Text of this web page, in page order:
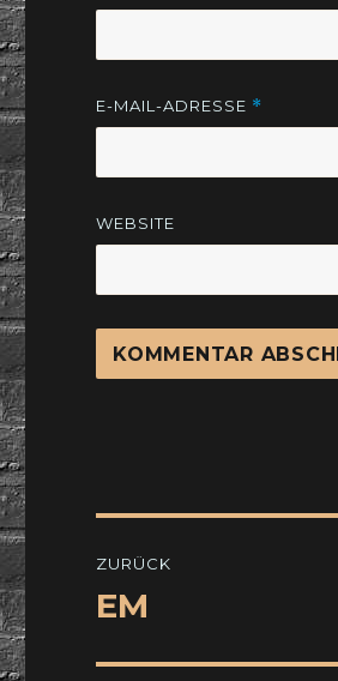
E-MAIL-ADRESSE *
WEBSITE
ZURÜCK
Vorheriger
EM